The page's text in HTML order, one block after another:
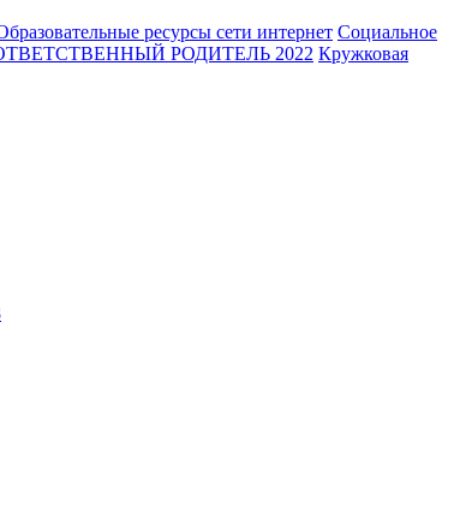
ресурсы сети интернет Социальное
РОДИТЕЛЬ 2022 Кружковая